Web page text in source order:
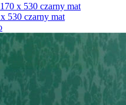
х 530 czarny mat
530 czarny mat